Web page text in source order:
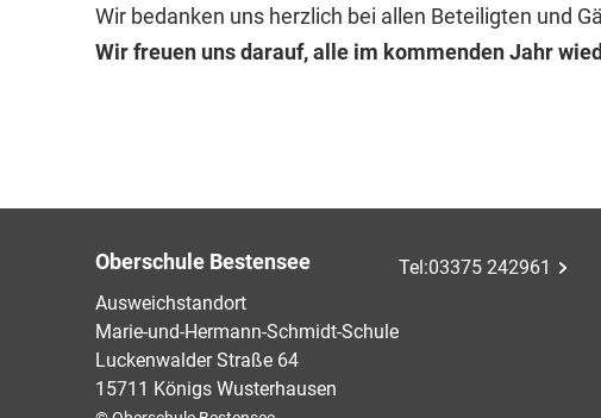
Wir bedanken uns herzlich bei allen Beteiligten und
Wir freuen uns darauf, alle im kommenden Jahr
Oberschule Bestensee
Ausweichstandort
Marie-und-Hermann-Schmidt-Schule
Luckenwalder Straße 64
15711 Königs Wusterhausen
Tel:03375 242961